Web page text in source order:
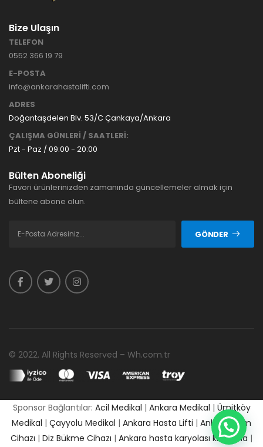
KİRALAMA
KARYOLASI
Yatak
Hasta
Yatağı
Bize Ulaşın
TELEFON
0552 366 19 79
E-POSTA
info@ankarahastalifti.com
ADRES
Doğantaşdelen Blv. 53/C Çankaya/Ankara
ÇALIŞMA GÜNLERİ / SAATLERİ:
Pzt - Paz / 09:00 - 20:00
Bülten Aboneliği
Favori ürünlerinizden zamanında güncellemeler almak için
bültene abone olun.
GÖNDER
© 2022. All Rights Reserved – Wh.com.tr
Sponsor Bağlantılar: Acil Medikal | Ankara Medikal | Ümitköy
Medikal | Çayyolu Medikal | Ankara Hasta Lifti | Ankara Cpm
Cihazı | Diz Bükme Cihazı | Ankara hasta karyolası kiralama |